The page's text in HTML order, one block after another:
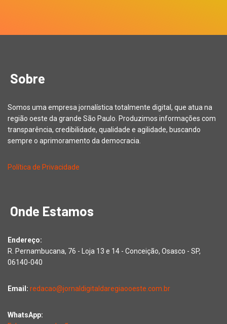
Sobre
Somos uma empresa jornalística totalmente digital, que atua na
região oeste da grande São Paulo. Produzimos informações com
transparência, credibilidade, qualidade e agilidade, buscando
sempre o aprimoramento da democracia.
Política de Privacidade
Onde Estamos
Endereço:
R. Pernambucana, 76 - Loja 13 e 14 - Conceição, Osasco - SP,
06140-040
Email: redacao@jornaldigitaldaregiaooeste.com.br
WhatsApp: